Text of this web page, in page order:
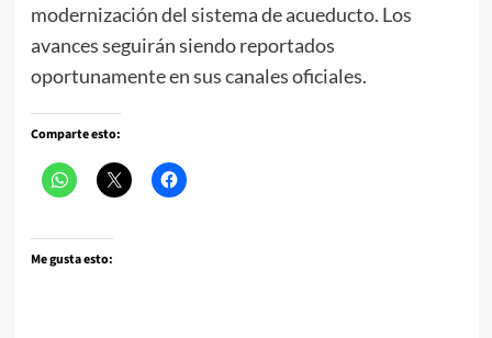
modernización del sistema de acueducto. Los
avances seguirán siendo reportados
oportunamente en sus canales oficiales.
Comparte esto:
Me gusta esto: